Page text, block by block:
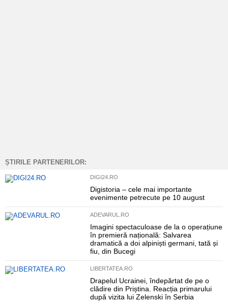
ȘTIRILE PARTENERILOR:
DIGI24.RO
Digistoria – cele mai importante
evenimente petrecute pe 10 august
ADEVARUL.RO
Imagini spectaculoase de la o operațiune
în premieră națională: Salvarea
dramatică a doi alpiniști germani, tată și
fiu, din Bucegi
LIBERTATEA.RO
Drapelul Ucrainei, îndepărtat de pe o
clădire din Priștina. Reacția primarului
după vizita lui Zelenski în Serbia